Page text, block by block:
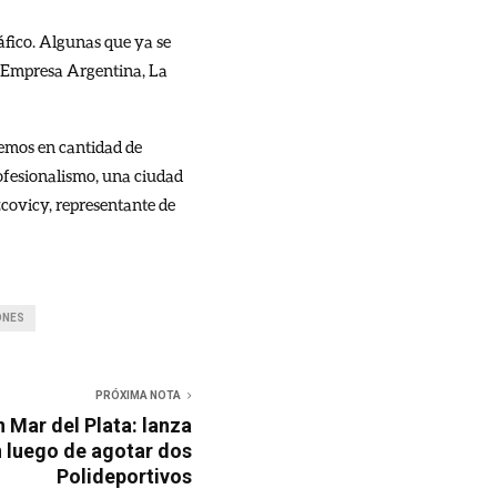
Algunas que ya se
Argentina, La
en cantidad de
una ciudad
representante de
PRÓXIMA NOTA
Mar del Plata: lanza
de agotar dos
Polideportivos